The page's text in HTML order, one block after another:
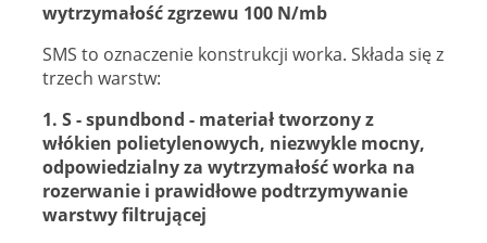
wytrzymałość zgrzewu 100 N/mb
SMS to oznaczenie konstrukcji worka. Składa się z
trzech warstw:
1. S - spundbond - materiał tworzony z
włókien polietylenowych, niezwykle mocny,
odpowiedzialny za wytrzymałość worka na
rozerwanie i prawidłowe podtrzymywanie
warstwy filtrującej